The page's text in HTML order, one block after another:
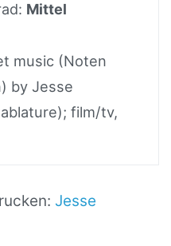
Mittel
music (Noten
by Jesse
film/tv,
Jesse